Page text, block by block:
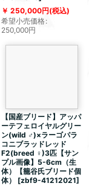
250,000円(税込)
希望小売価格:
250,000円
【国産ブリード】アッパ
ーテフェロイヤルグリー
ン(wild ♂)×ラーゴパラ
コニブラッドレッド
F2(breed ♀)3匹【サン
プル画像】5-6cm（生
体）【籠谷氏ブリード個
体）
[zbf9-41212021]